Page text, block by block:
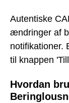
Autentiske
ændringer af
notifikationer.
til knappen
Hvordan